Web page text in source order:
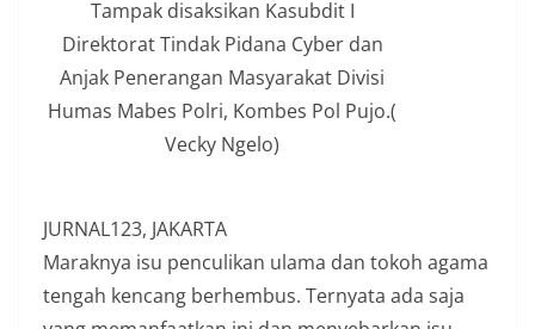
Tampak disaksikan Kasubdit I
Direktorat Tindak Pidana Cyber dan
Anjak Penerangan Masyarakat Divisi
Humas Mabes Polri, Kombes Pol Pujo.(
Vecky Ngelo)
JURNAL123, JAKARTA
Maraknya isu penculikan ulama dan tokoh agama
tengah kencang berhembus. Ternyata ada saja